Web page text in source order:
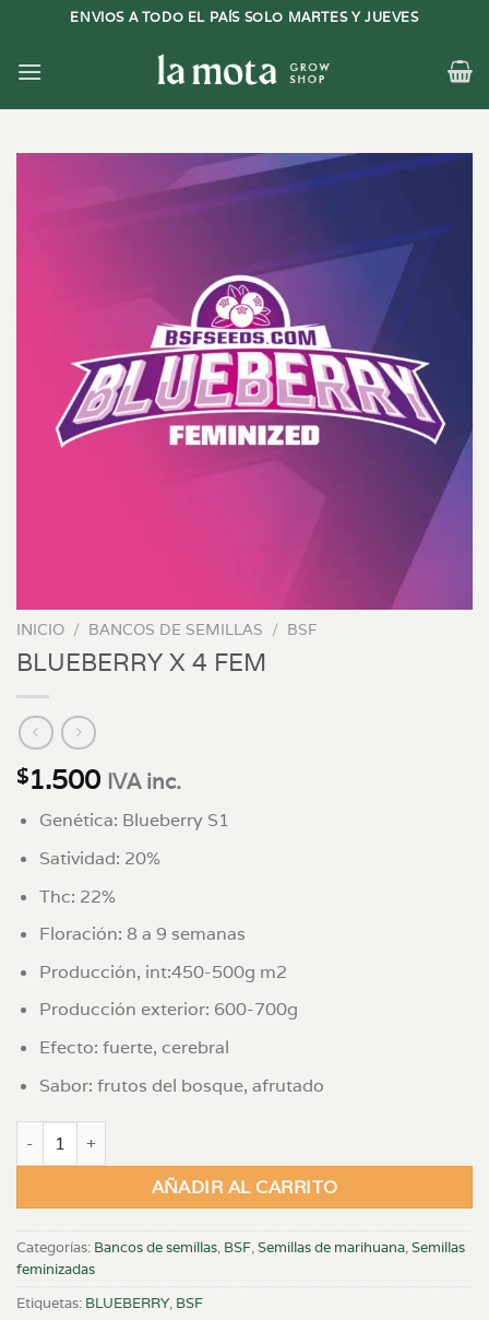
contenido
ENVIOS A TODO EL PAÍS SOLO MARTES Y JUEVES
INICIO / BANCOS DE SEMILLAS / BSF
BLUEBERRY X 4 FEM
$1.500 IVA inc.
Genética: Blueberry S1
Satividad: 20%
Thc: 22%
Floración: 8 a 9 semanas
Producción, int:450-500g m2
Producción exterior: 600-700g
Efecto: fuerte, cerebral
Sabor: frutos del bosque, afrutado
BLUEBERRY X 4 FEM cantidad
AÑADIR AL CARRITO
Categorías: Bancos de semillas, BSF,Semillas de marihuana,Semillas
feminizadas
Etiquetas: BLUEBERRY, BSF